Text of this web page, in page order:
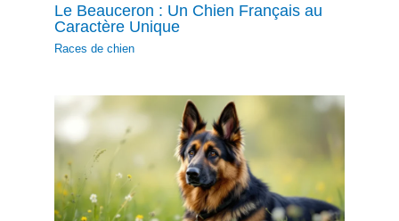
Le Beauceron : Un Chien Français au
Caractère Unique
Races de chien